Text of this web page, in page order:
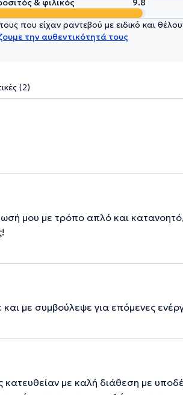
& φιλικός 9.8
που είχαν ραντεβού με ειδικό και
την αυθεντικότητά τους
(2)
μου με τρόπο απλό και
με συμβούλεψε για επόμενες
κατευθείαν με καλή διάθεση με